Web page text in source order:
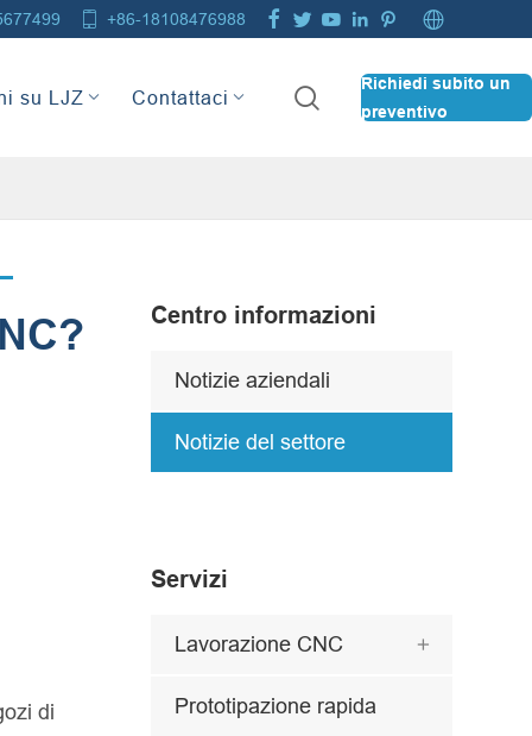
 +86-18108476988      
su LJZ
Contattaci 
Richiedi subito un
preventivo
di
Centro informazioni
Notizie aziendali
Notizie del settore
Servizi
Lavorazione CNC 
Prototipazione rapida